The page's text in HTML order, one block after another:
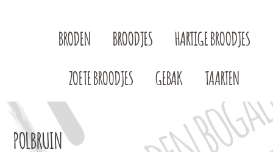
BRODEN BROODJES HARTIGE BROODJES
ZOETE BROODJES GEBAK TAARTEN
POLBRUIN